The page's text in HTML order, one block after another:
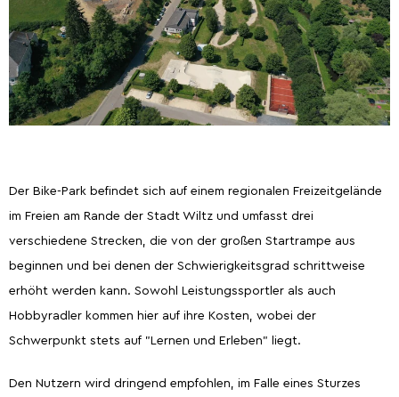
Der Bike-Park befindet sich auf einem regionalen Freizeitgelände
im Freien am Rande der Stadt Wiltz und umfasst drei
verschiedene Strecken, die von der großen Startrampe aus
beginnen und bei denen der Schwierigkeitsgrad schrittweise
erhöht werden kann. Sowohl Leistungssportler als auch
Hobbyradler kommen hier auf ihre Kosten, wobei der
Schwerpunkt stets auf "Lernen und Erleben" liegt.
Den Nutzern wird dringend empfohlen, im Falle eines Sturzes